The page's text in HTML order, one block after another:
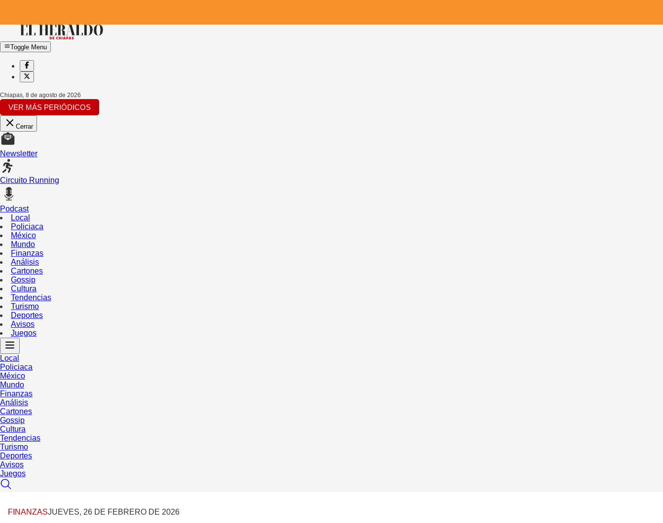
Toggle Menu
Chiapas, 8 de agosto de 2026
VER MÁS PERIÓDICOS
Cerrar
Newsletter
Circuito Running
Podcast
Local
Policiaca
México
Mundo
Finanzas
Análisis
Cartones
Gossip
Cultura
Tendencias
Turismo
Deportes
Avisos
Juegos
Local
Policiaca
México
Mundo
Finanzas
Análisis
Cartones
Gossip
Cultura
Tendencias
Turismo
Deportes
Avisos
Juegos
FINANZASJUEVES, 26 DE FEBRERO DE 2026